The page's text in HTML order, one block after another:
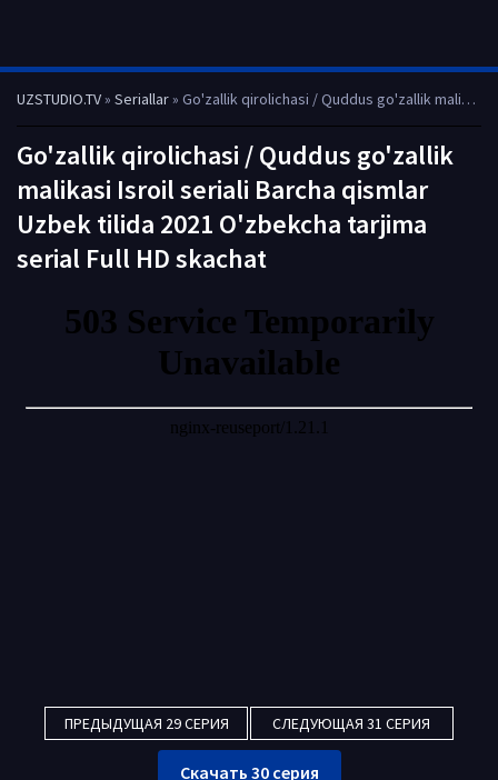
UZSTUDIO.TV» Seriallar» Go'zallik qirolichasi / Quddus go'zallik malikasi Isroil seriali Barcha qismlar Uzbek tilida 2021 O'zbekcha tarjima serial Full HD skachat
Go'zallik qirolichasi / Quddus go'zallik
malikasi Isroil seriali Barcha qismlar
Uzbek tilida 2021 O'zbekcha tarjima
serial Full HD skachat
ПРЕДЫДУЩАЯ 29 СЕРИЯ СЛЕДУЮЩАЯ 31 СЕРИЯ
Скачать 30 серия